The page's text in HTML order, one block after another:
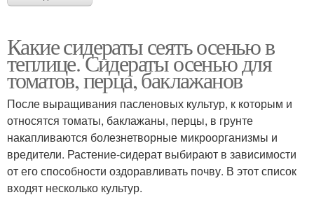
Какие сидераты сеять осенью в
теплице. Сидераты осенью для
томатов, перца, баклажанов
После выращивания пасленовых культур, к которым и
относятся томаты, баклажаны, перцы, в грунте
накапливаются болезнетворные микроорганизмы и
вредители. Растение-сидерат выбирают в зависимости
от его способности оздоравливать почву. В этот список
входят несколько культур.